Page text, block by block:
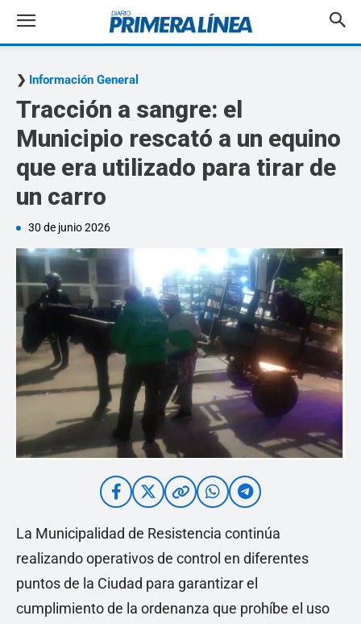
Información General
Tracción a sangre: el
Municipio rescató a un equino
que era utilizado para tirar de
un carro
30 de junio 2026
La Municipalidad de Resistencia continúa
realizando operativos de control en diferentes
puntos de la Ciudad para garantizar el
cumplimiento de la ordenanza que prohíbe el uso